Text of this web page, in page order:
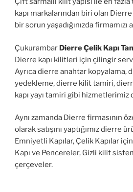
kapı markalarından biri olan
bir sorun yaşadığınızda
Çukurambar Dierre Çelik Kapı
Dierre kapı kilitleri için çilingir
Ayrıca dierre anahtar kopyalama,
yedekleme, dierre kilit tamiri,
kapı yayı tamiri gibi hizmetlerimiz
Aynı zamanda Dierre firmasının
olarak satışını yaptığımız dierre
Emniyetli Kapılar, Çelik Kapılar
Kapı ve Pencereler, Gizli kilit
çerçeveler.